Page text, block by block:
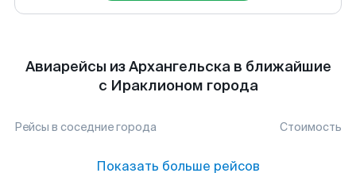
Авиарейсы из Архангельска в ближайшие
с Ираклионом города
Рейсы в соседние города Стоимость
Показать больше рейсов